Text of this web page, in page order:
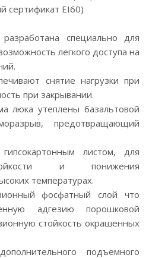
сертификат EI60)
специально для
легкого доступа на
снятие нагрузки при
при закрывании.
люка утеплены базальтовой
предотвращающий
листом, для
и понижения
температурах.
фосфатный слой что
адгезию порошковой
стойкость окрашенных
подъемного